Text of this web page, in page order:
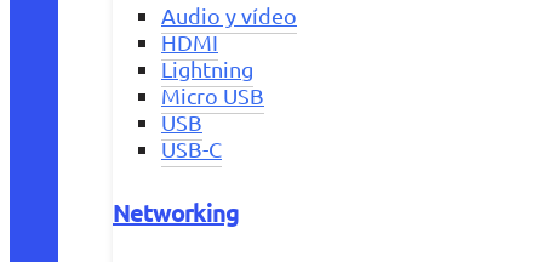
Audio y vídeo
HDMI
Lightning
Micro USB
USB
USB-C
Networking